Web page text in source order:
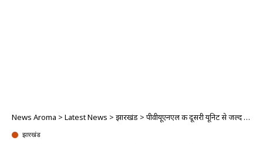
News Aroma > Latest News > झारखंड >पीवीयूएनएल की दूसरी यूनिट से जल्द शुरू होगा 800 मेगावाट बिजली का उत्पादन
झारखंड